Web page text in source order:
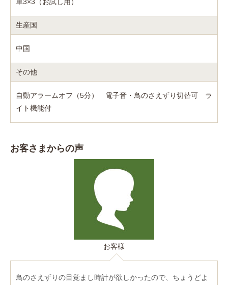
生産国
中国
その他
自動アラームオフ（5分） 電子音・鳥のさえずり切替可 ラ
イト機能付
お客さまからの声
お客様
鳥のさえずりの目覚まし時計が欲しかったので、ちょうどよ